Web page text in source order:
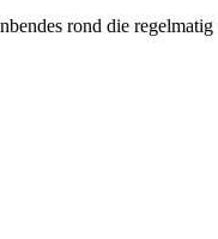
rond die